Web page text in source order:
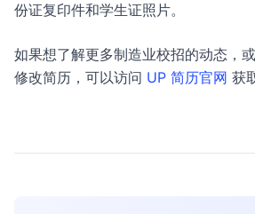
份证复印件和学生证照片。
如果想了解更多制造业校招的动态，
修改简历，可以访问 UP 简历官网 获